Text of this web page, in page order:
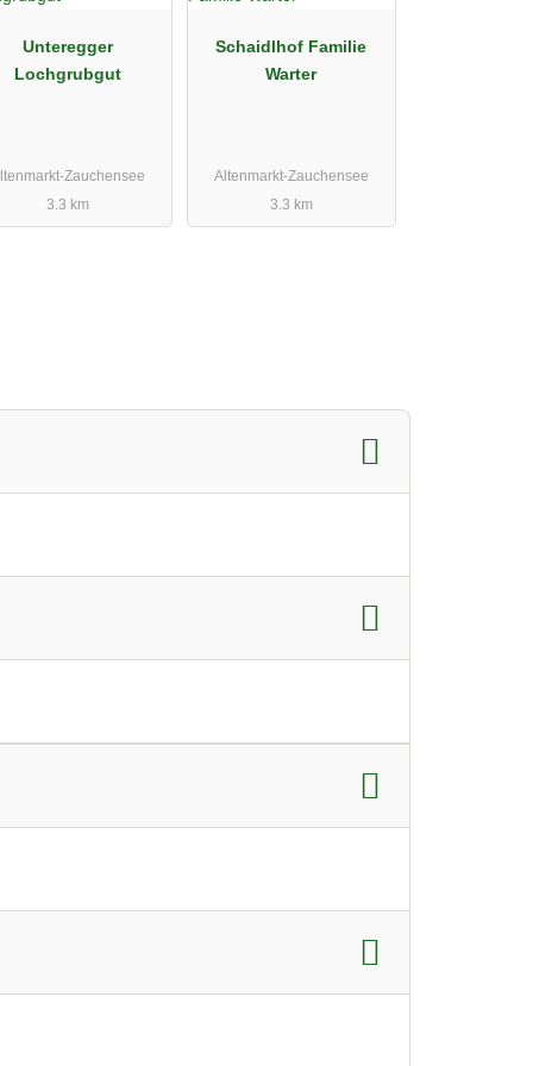
Unteregger
Lochgrubgut
Zauchensee
3.3 km
Schaidlhof Familie
Warter
Altenmarkt-Zauchensee
3.3 km